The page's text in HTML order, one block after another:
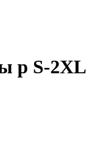
р S-2XL